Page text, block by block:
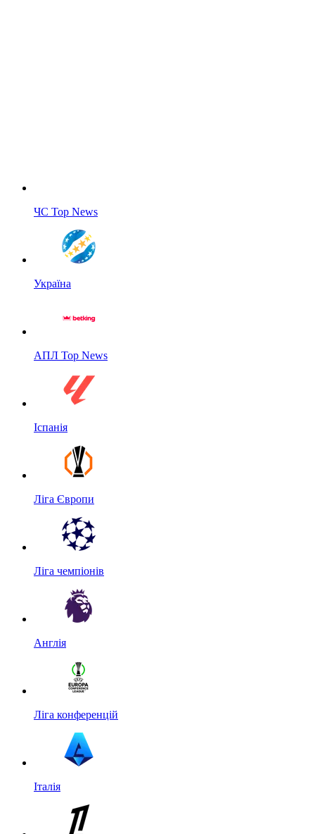
ЧС Top News
Україна
АПЛ Top News
Іспанія
Ліга Європи
Ліга чемпіонів
Англія
Ліга конференцій
Італія